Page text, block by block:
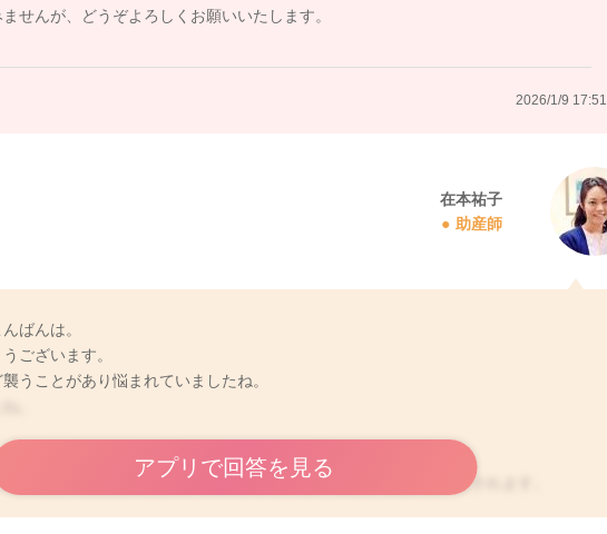
せんが、どうぞよろしくお願いいたします。
2026/1/9 17:51
在本祐子
助産師
ばんは。
ございます。
うことがあり悩まれていましたね。
増大などでは抱え込むほどの痛みがあるのは、やはり考えにくいとされます。
アプリで回答を見る